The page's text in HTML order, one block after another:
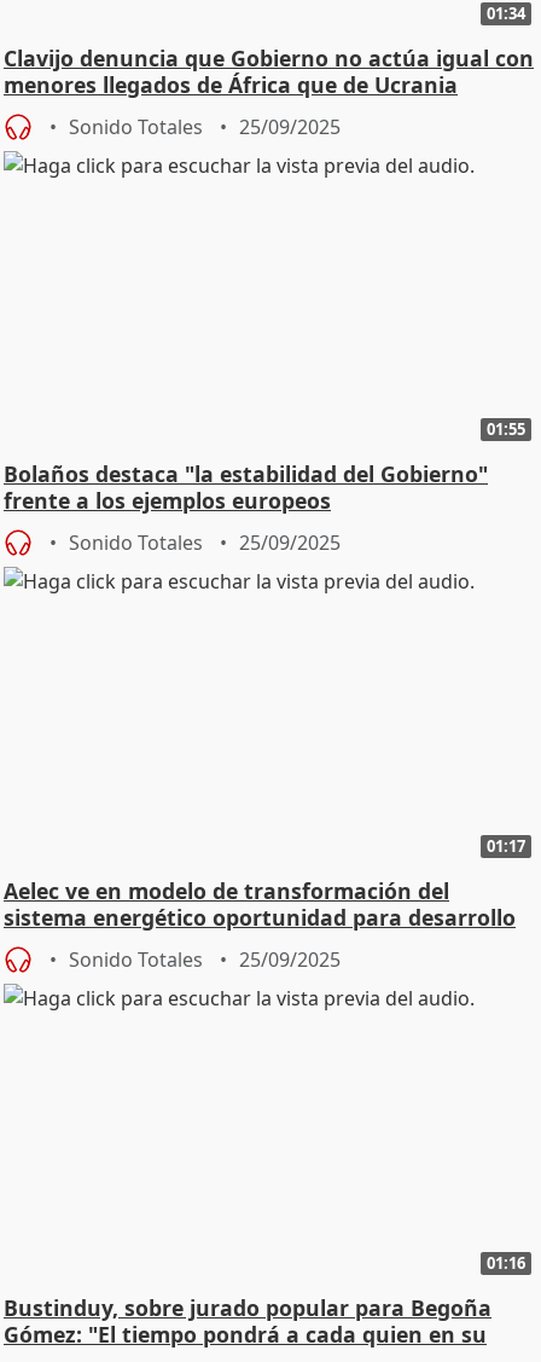
01:34
Clavijo denuncia que Gobierno no actúa igual con
menores llegados de África que de Ucrania
Sonido Totales 25/09/2025
01:55
Bolaños destaca "la estabilidad del Gobierno"
frente a los ejemplos europeos
Sonido Totales 25/09/2025
01:17
Aelec ve en modelo de transformación del
sistema energético oportunidad para desarrollo
rural
Sonido Totales 25/09/2025
01:16
Bustinduy, sobre jurado popular para Begoña
Gómez: "El tiempo pondrá a cada quien en su